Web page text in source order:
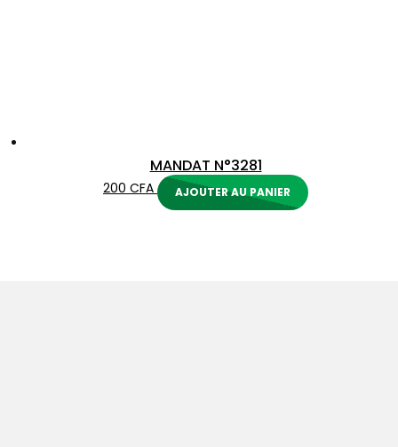
MANDAT N°3281
200 CFA AJOUTER AU PANIER